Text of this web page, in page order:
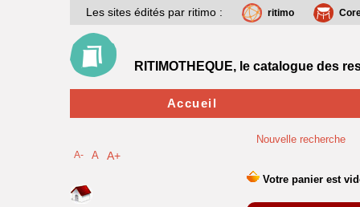
Nouvelle recherche
Les sites édités par ritimo : ritimo
RITIMOTHEQUE, le catalogue des
Accueil
A- A A+